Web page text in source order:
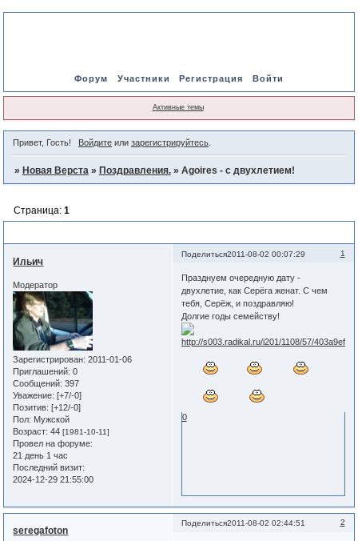
Форум Участники Регистрация Войти
Активные темы
Привет, Гость! Войдитеили зарегистрируйтесь.
» Новая Верста » Поздравления. » Agoires - с двухлетием!
Страница: 1
Поделиться 1
2011-08-02 00:07:29
Ильич
Модератор
Зарегистрирован: 2011-01-06
Приглашений: 0
Сообщений: 397
Уважение: [+7/-0]
Позитив: [+12/-0]
Пол: Мужской
Возраст: 44[1981-10-11]
Провел на форуме:
21 день 1 час
Последний визит:
2024-12-29 21:55:00
Празднуем очередную дату -
двухлетие, как Серёга женат. С чем
тебя, Серёж, и поздравляю!
Долгие годы семейству!
0
Поделиться 2
2011-08-02 02:44:51
seregafoton